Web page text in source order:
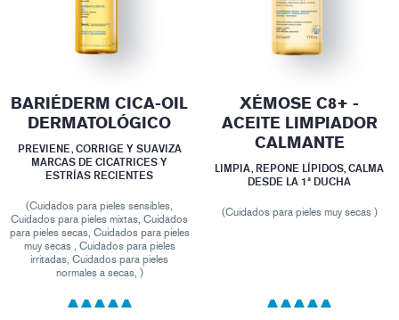
BARIÉDERM CICA-OIL
DERMATOLÓGICO
PREVIENE, CORRIGE Y SUAVIZA
MARCAS DE CICATRICES Y
ESTRÍAS RECIENTES
(Cuidados para pieles sensibles,
Cuidados para pieles mixtas, Cuidados
para pieles secas, Cuidados para pieles
muy secas , Cuidados para pieles
irritadas, Cuidados para pieles
normales a secas, )
XÉMOSE C8+ -
ACEITE LIMPIADOR
CALMANTE
LIMPIA, REPONE LÍPIDOS, CALMA
DESDE LA 1ª DUCHA
(Cuidados para pieles muy secas )